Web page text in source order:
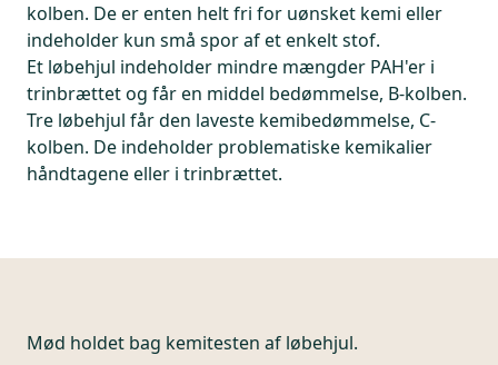
kolben. De er enten helt fri for uønsket kemi eller
indeholder kun små spor af et enkelt stof.
Et løbehjul indeholder mindre mængder PAH'er i
trinbrættet og får en middel bedømmelse, B-kolben.
Tre løbehjul får den laveste kemibedømmelse, C-
kolben. De indeholder problematiske kemikalier
håndtagene eller i trinbrættet.
Mød holdet bag kemitesten af løbehjul.